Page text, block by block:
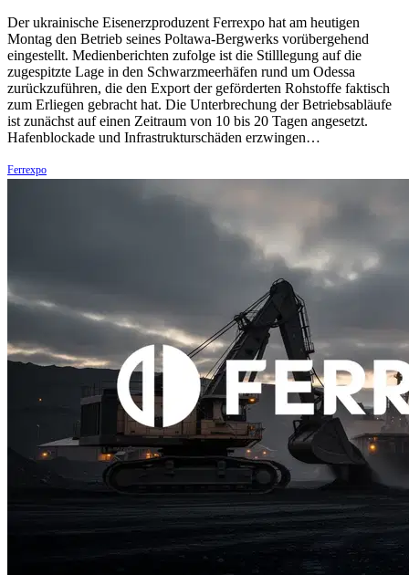
Der ukrainische Eisenerzproduzent Ferrexpo hat am heutigen
Montag den Betrieb seines Poltawa-Bergwerks vorübergehend
eingestellt. Medienberichten zufolge ist die Stilllegung auf die
zugespitzte Lage in den Schwarzmeerhäfen rund um Odessa
zurückzuführen, die den Export der geförderten Rohstoffe faktisch
zum Erliegen gebracht hat. Die Unterbrechung der Betriebsabläufe
ist zunächst auf einen Zeitraum von 10 bis 20 Tagen angesetzt.
Hafenblockade und Infrastrukturschäden erzwingen…
Ferrexpo